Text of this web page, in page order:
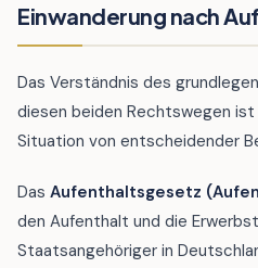
Einwanderung nach
Das Verständnis des
diesen beiden Rechtswegen
Situation von entscheidender
Das Aufenthaltsgesetz
den Aufenthalt und die
Staatsangehöriger in